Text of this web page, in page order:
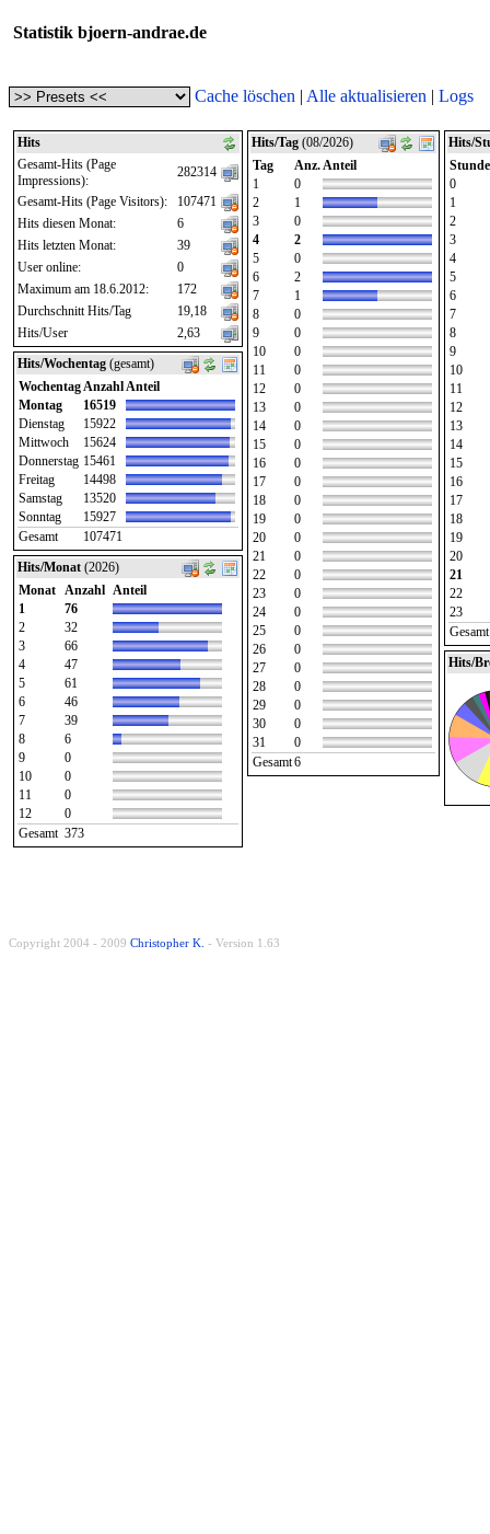
Statistik bjoern-andrae.de
Cache löschen | Alle aktualisieren | Logs
Hits
Gesamt-Hits (Page
Impressions):
282314
Gesamt-Hits (Page Visitors):
107471
Hits diesen Monat:
6
Hits letzten Monat:
39
User online:
0
Maximum am 18.6.2012:
172
Durchschnitt Hits/Tag
19,18
Hits/User
2,63
Hits/Wochentag (gesamt)
Wochentag Anzahl Anteil
Montag
16519
Dienstag
15922
Mittwoch
15624
Donnerstag 15461
Freitag
14498
Samstag
13520
Sonntag
15927
Gesamt
107471
Hits/Monat (2026)
Monat
Anzahl Anteil
1
76
2
32
3
66
4
47
5
61
6
46
7
39
8
6
9
0
10
0
11
0
12
0
Gesamt 373
Hits/Tag (08/2026)
Tag
Anz. Anteil
1
0
2
1
3
0
4
2
5
0
6
2
7
1
8
0
9
0
10
0
11
0
12
0
13
0
14
0
15
0
16
0
17
0
18
0
19
0
20
0
21
0
22
0
23
0
24
0
25
0
26
0
27
0
28
0
29
0
30
0
31
0
Gesamt6
Hits/
Stunde
0
1
2
3
4
5
6
7
8
9
10
11
12
13
14
15
16
17
18
19
20
21
22
23
Gesamt
Hits/
Copyright 2004 - 2009 Christopher K. - Version 1.63